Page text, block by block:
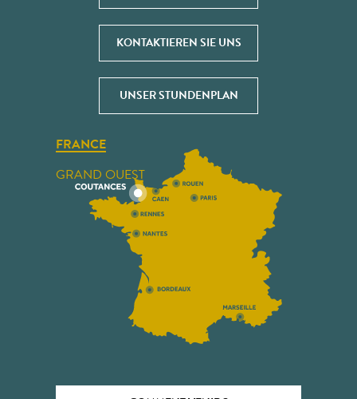
KONTAKTIEREN SIE UNS
UNSER STUNDENPLAN
FRANCE
GRAND OUEST